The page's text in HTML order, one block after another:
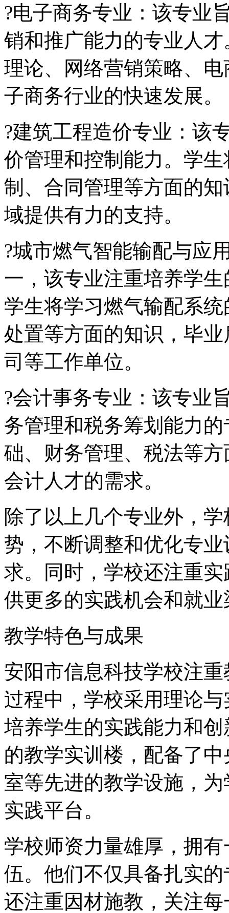
?电子商务专业：该专业
销和推广能力的专业人
理论、网络营销策略、
子商务行业的快速发展。
?建筑工程造价专业：该
价管理和控制能力。学
制、合同管理等方面的
域提供有力的支持。
?城市燃气智能输配与应
一，该专业注重培养学
学生将学习燃气输配系
处置等方面的知识，毕
司等工作单位。
?会计事务专业：该专业
务管理和税务筹划能力
础、财务管理、税法等
会计人才的需求。
除了以上几个专业外，
势，不断调整和优化专
求。同时，学校还注重
供更多的实践机会和就业
教学特色与成果
安阳市信息科技学校注
过程中，学校采用理论
培养学生的实践能力和
的教学实训楼，配备了
室等先进的教学设施，
实践平台。
学校师资力量雄厚，拥
伍。他们不仅具备扎实
还注重因材施教，关注